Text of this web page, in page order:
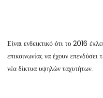
Είναι ενδεικτικό ότι το 2016
επικοινωνίας να έχουν
νέα δίκτυα υψηλών ταχυτήτων.